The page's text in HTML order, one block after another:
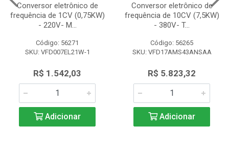
Conversor eletrônico de
frequência de 1CV (0,75KW)
- 220V- M...
Código: 56271
SKU: VFD007EL21W-1
R$ 1.542,03
Adicionar
Conversor eletrônico de
frequência de 10CV (7,5KW)
- 380V- T...
Código: 56265
SKU: VFD17AMS43ANSAA
R$ 5.823,32
Adicionar